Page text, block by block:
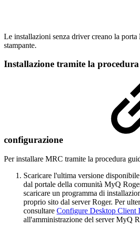
Le installazioni senza driver creano la porta
stampante.
Installazione tramite la
configurazione
Per installare MRC tramite la procedura
Scaricare l'ultima versione
dal portale della comunità MyQ
scaricare un programma di
proprio sito dal server Roger. Per
consultare Configure Desktop Client
all'amministrazione del server MyQ